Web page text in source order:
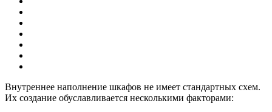
Внутреннее наполнение шкафов не имеет стандартных схем.
Их создание обуславливается несколькими факторами: